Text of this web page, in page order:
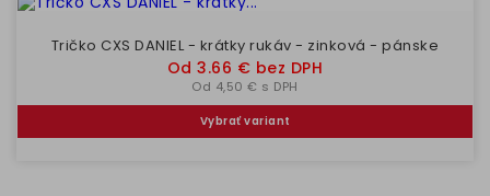
Tričko CXS DANIEL - krátky rukáv - zinková - pánske
Cena
Od 3.66 € bez DPH
Od 4,50 € s DPH
Vybrať variant